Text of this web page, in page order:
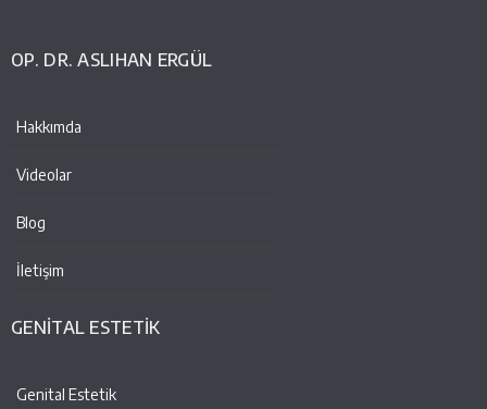
OP. DR. ASLIHAN ERGÜL
Hakkımda
Videolar
Blog
İletişim
GENİTAL ESTETİK
Genital Estetik